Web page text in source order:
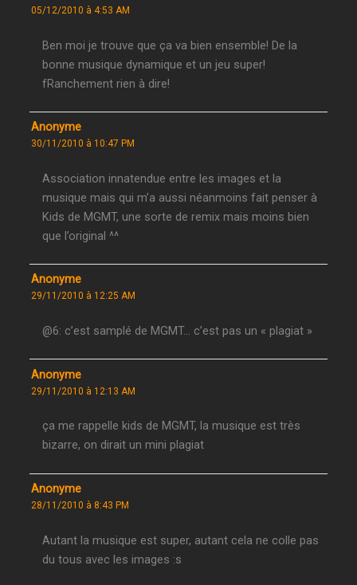
05/12/2010 à 4:53 AM
Ben moi je trouve que ça va bien ensemble! De la
bonne musique dynamique et un jeu super!
fRanchement rien à dire!
Anonyme
30/11/2010 à 10:47 PM
Association innatendue entre les images et la
musique mais qui m’a aussi néanmoins fait penser à
Kids de MGMT, une sorte de remix mais moins bien
que l’original ^^
Anonyme
29/11/2010 à 12:25 AM
@6: c’est samplé de MGMT… c’est pas un « plagiat »
Anonyme
29/11/2010 à 12:13 AM
ça me rappelle kids de MGMT, la musique est très
bizarre, on dirait un mini plagiat
Anonyme
28/11/2010 à 8:43 PM
Autant la musique est super, autant cela ne colle pas
du tous avec les images :s